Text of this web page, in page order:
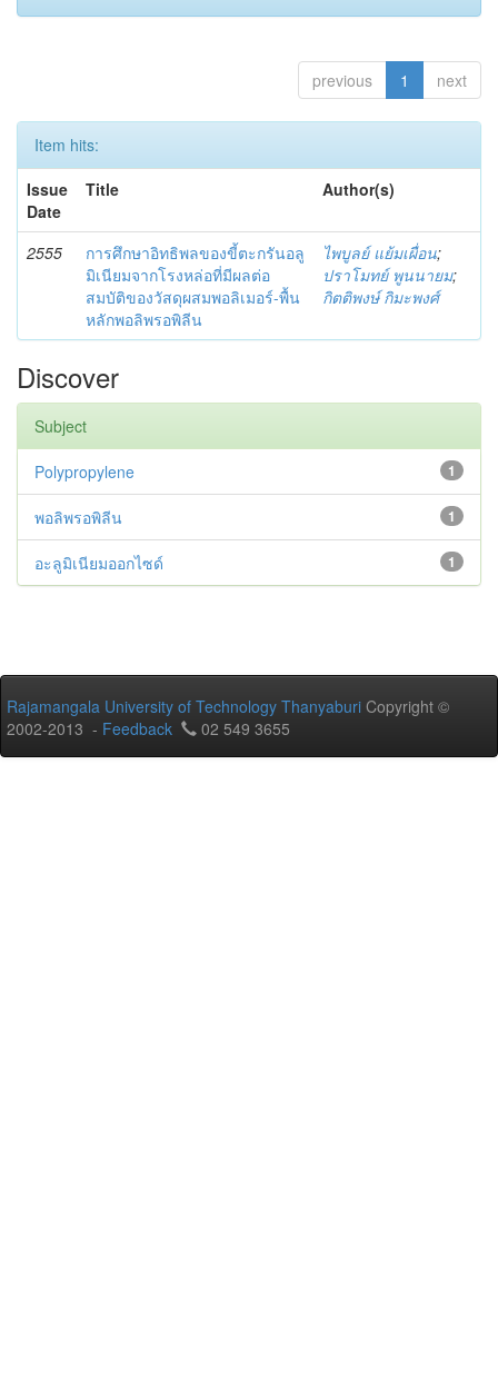
previous 1 next
Item hits:
Issue
Date
Title Author(s)
2555
การศึกษาอิทธิพลของขี้ตะกรันอลู
มิเนียมจากโรงหล่อที่มีผลต่อ
สมบัติของวัสดุผสมพอลิเมอร์-พื้น
หลักพอลิพรอพิลีน
ไพบูลย์ แย้มเผื่อน;
ปราโมทย์ พูนนายม;
กิตติพงษ์ กิมะพงศ์
Discover
Subject
1
Polypropylene
1
พอลิพรอพิลีน
1
อะลูมิเนียมออกไซด์
Rajamangala University of Technology Thanyaburi Copyright ©
2002-2013 - Feedback 02 549 3655